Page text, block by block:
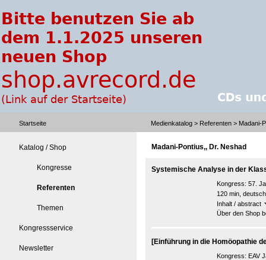
Startseite Medienkatalog > Referenten > Madani-
Katalog / Shop
Kongresse
Referenten
Themen
Kongressservice
Newsletter
Madani-Pontius,, Dr. Neshad
Systemische Analyse in der
Kongress: 57.
120 min, deutsch
Inhalt / abstract
Über den Shop
[Einführung in die Homöopathie
Kongress: EAV